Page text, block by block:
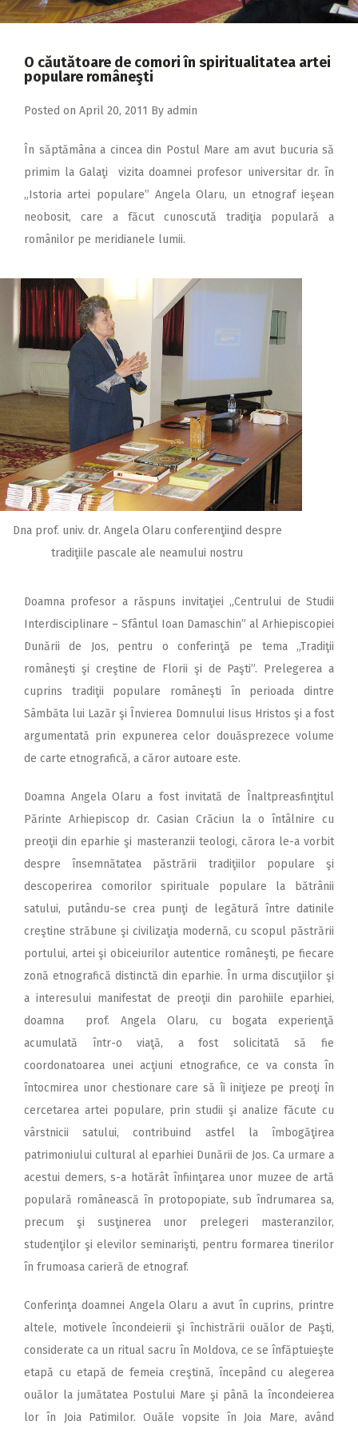
2018
2016
2013
2011
2010
O căutătoare de comori în spiritualitatea artei
populare româneşti
Posted on April 20, 2011 By admin
În săptămâna a cincea din Postul Mare am avut bucuria să
primim la Galaţi vizita doamnei profesor universitar dr. în
„Istoria artei populare” Angela Olaru, un etnograf ieşean
neobosit, care a făcut cunoscută tradiţia populară a
românilor pe meridianele lumii.
Dna prof. univ. dr. Angela Olaru conferenţiind despre
tradiţiile pascale ale neamului nostru
Doamna profesor a răspuns invitaţiei „Centrului de Studii
Interdisciplinare – Sfântul Ioan Damaschin” al Arhiepiscopiei
Dunării de Jos, pentru o conferinţă pe tema „Tradiţii
româneşti şi creştine de Florii şi de Paşti”. Prelegerea a
cuprins tradiţii populare româneşti în perioada dintre
Sâmbăta lui Lazăr şi Învierea Domnului Iisus Hristos şi a fost
argumentată prin expunerea celor douăsprezece volume
de carte etnografică, a căror autoare este.
Doamna Angela Olaru a fost invitată de Înaltpreasfinţitul
Părinte Arhiepiscop dr. Casian Crăciun la o întâlnire cu
preoţii din eparhie şi masteranzii teologi, cărora le-a vorbit
despre însemnătatea păstrării tradiţiilor populare şi
descoperirea comorilor spirituale populare la bătrânii
satului, putându-se crea punţi de legătură între datinile
creştine străbune şi civilizaţia modernă, cu scopul păstrării
portului, artei şi obiceiurilor autentice româneşti, pe fiecare
zonă etnografică distinctă din eparhie. În urma discuţiilor şi
a interesului manifestat de preoţii din parohiile eparhiei,
doamna prof. Angela Olaru, cu bogata experienţă
acumulată într-o viaţă, a fost solicitată să fie
coordonatoarea unei acţiuni etnografice, ce va consta în
întocmirea unor chestionare care să îi iniţieze pe preoţi în
cercetarea artei populare, prin studii şi analize făcute cu
vârstnicii satului, contribuind astfel la îmbogăţirea
patrimoniului cultural al eparhiei Dunării de Jos. Ca urmare a
acestui demers, s-a hotărât înfiinţarea unor muzee de artă
populară românească în protopopiate, sub îndrumarea sa,
precum şi susţinerea unor prelegeri masteranzilor,
studenţilor şi elevilor seminarişti, pentru formarea tinerilor
în frumoasa carieră de etnograf.
Conferinţa doamnei Angela Olaru a avut în cuprins, printre
altele, motivele încondeierii şi închistrării ouălor de Paşti,
considerate ca un ritual sacru în Moldova, ce se înfăptuieşte
etapă cu etapă de femeia creştină, începând cu alegerea
ouălor la jumătatea Postului Mare şi până la încondeierea
lor în Joia Patimilor. Ouăle vopsite în Joia Mare, având